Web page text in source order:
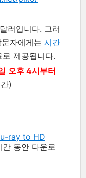
러입니다. 그러
문자에게는 시간
제공됩니다.
오후 4시부터
)
ray to HD
동안 다운로